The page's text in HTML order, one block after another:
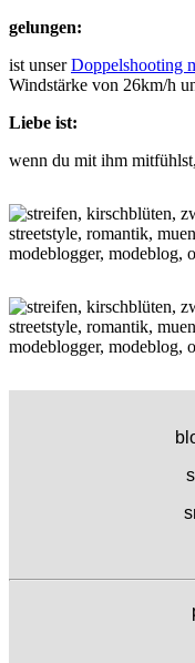
gelungen:
ist unserDoppelshooting
Windstärke von 26km/h
Liebe ist:
wenn du mit ihm